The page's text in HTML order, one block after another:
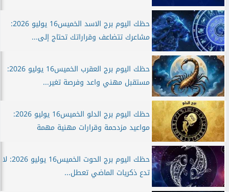
حظك اليوم برج الاسد الخميس16 يوليو 2026:
مشاعرك تتضاعف وقراراتك تحتاج إلى...
حظك اليوم برج العقرب الخميس16 يوليو 2026:
مستقبل مهني واعد وفرصة تغير...
حظك اليوم برج الدلو الخميس16 يوليو 2026:
مواعيد مزدحمة وقرارات مهنية مهمة
حظك اليوم برج الحوت الخميس16 يوليو 2026: لا
تدع ذكريات الماضي تعطل...